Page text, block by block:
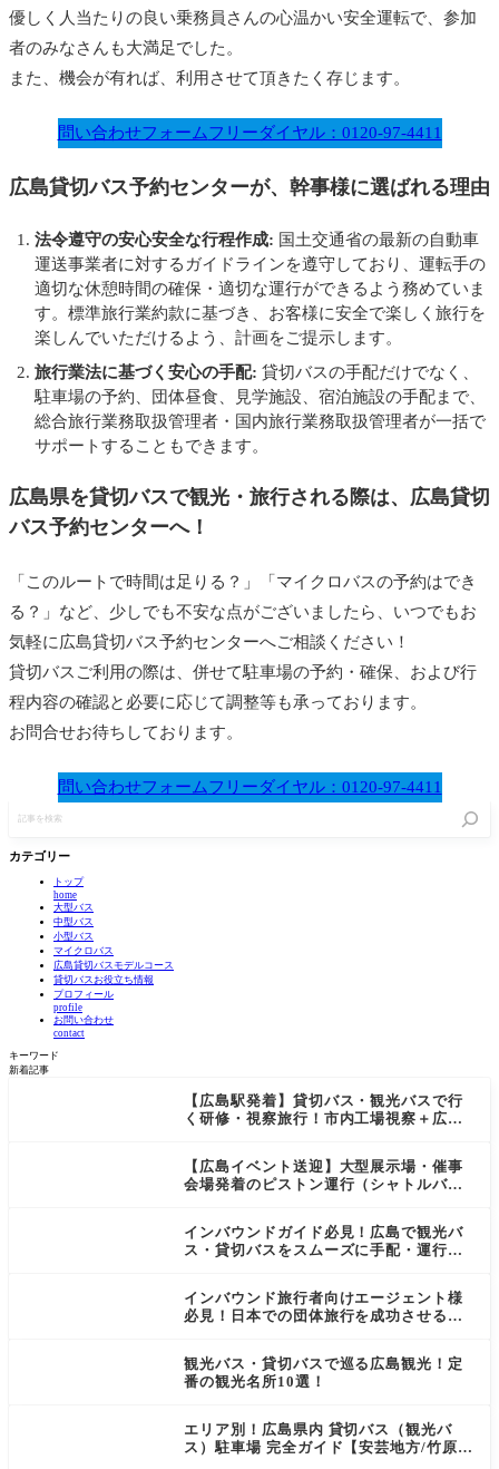
優しく人当たりの良い乗務員さんの心温かい安全運転で、参加
者のみなさんも大満足でした。
また、機会が有れば、利用させて頂きたく存じます。
問い合わせフォームフリーダイヤル：0120-97-4411
広島貸切バス予約センターが、幹事様に選ばれる理由
法令遵守の安心安全な行程作成: 国土交通省の最新の自動車
運送事業者に対するガイドラインを遵守しており、運転手の
適切な休憩時間の確保・適切な運行ができるよう務めていま
す。標準旅行業約款に基づき、お客様に安全で楽しく旅行を
楽しんでいただけるよう、計画をご提示します。
旅行業法に基づく安心の手配: 貸切バスの手配だけでなく、
駐車場の予約、団体昼食、見学施設、宿泊施設の手配まで、
総合旅行業務取扱管理者・国内旅行業務取扱管理者が一括で
サポートすることもできます。
広島県を貸切バスで観光・旅行される際は、広島貸切
バス予約センターへ！
「このルートで時間は足りる？」「マイクロバスの予約はでき
る？」など、少しでも不安な点がございましたら、いつでもお
気軽に広島貸切バス予約センターへご相談ください！
貸切バスご利用の際は、併せて駐車場の予約・確保、および行
程内容の確認と必要に応じて調整等も承っております。
お問合せお待ちしております。
問い合わせフォームフリーダイヤル：0120-97-4411
検
カテゴリー
トップ
home
大型バス
中型バス
小型バス
マイクロバス
広島貸切バスモデルコース
貸切バスお役立ち情報
プロフィール
profile
お問い合わせ
contact
キーワード
新着記事
【広島駅発着】貸切バス・観光バスで行
く研修・視察旅行！市内工場視察＋広島
【広島イベント送迎】大型展示場・催事
会場発着のピストン運行（シャトルバ
インバウンドガイド必見！広島で観光バ
ス・貸切バスをスムーズに手配・運行す
インバウンド旅行者向けエージェント様
必見！日本での団体旅行を成功させる観
観光バス・貸切バスで巡る広島観光！定
番の観光名所10選！
エリア別！広島県内 貸切バス（観光バ
ス）駐車場 完全ガイド【安芸地方/竹原・